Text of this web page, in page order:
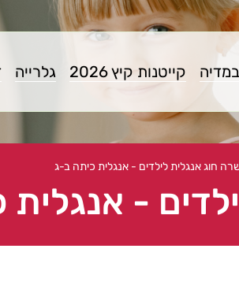
קייטנות קיץ 2026 גלרייה
חוג אנגלית לילדים - אנגלית כיתה ב-ג
- אנגלית